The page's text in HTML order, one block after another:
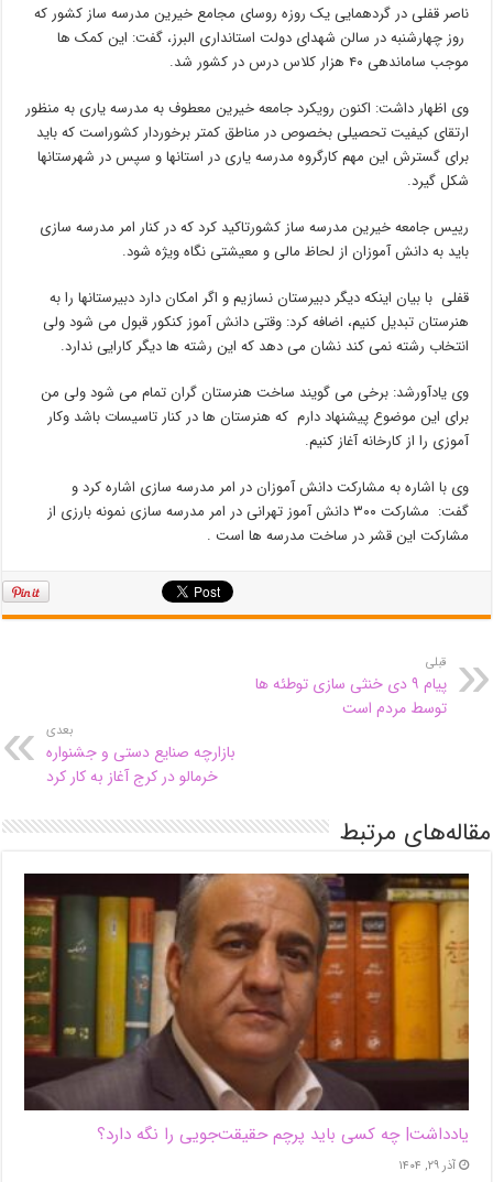
ناصر قفلی در گردهمایی یک روزه روسای مجامع خیرین مدرسه ساز کشور که
روز چهارشنبه در سالن شهدای دولت استانداری البرز، گفت: این کمک ها
موجب ساماندهی ۴۰ هزار کلاس درس در کشور شد.
وی اظهار داشت: اکنون رویکرد جامعه خیرین معطوف به مدرسه یاری به منظور
ارتقای کیفیت تحصیلی بخصوص در مناطق کمتر برخوردار کشوراست که باید
برای گسترش این مهم کارگروه مدرسه یاری در استانها و سپس در شهرستانها
شکل گیرد.
رییس جامعه خیرین مدرسه ساز کشورتاکید کرد که در کنار امر مدرسه سازی
باید به دانش آموزان از لحاظ مالی و معیشتی نگاه ویژه شود.
قفلی با بیان اینکه دیگر دبیرستان نسازیم و اگر امکان دارد دبیرستانها را به
هنرستان تبدیل کنیم، اضافه کرد: وقتی دانش آموز کنکور قبول می شود ولی
انتخاب رشته نمی کند نشان می دهد که این رشته ها دیگر کارایی ندارد.
وی یادآورشد: برخی می گویند ساخت هنرستان گران تمام می شود ولی من
برای این موضوع پیشنهاد دارم که هنرستان ها در کنار تاسیسات باشد وکار
آموزی را از کارخانه آغاز کنیم.
وی با اشاره به مشارکت دانش آموزان در امر مدرسه سازی اشاره کرد و
گفت: مشارکت ۳۰۰ دانش آموز تهرانی در امر مدرسه سازی نمونه بارزی از
مشارکت این قشر در ساخت مدرسه ها است .
قبلی
پیام ۹ دی خنثی سازی توطئه ها
توسط مردم است
بعدی
بازارچه صنایع دستی و جشنواره
خرمالو در کرج آغاز به کار کرد
مقاله‌های مرتبط
یادداشت| ‌چه کسی باید پرچم حقیقت‌جویی را نگه دارد؟
آذر ۲۹, ۱۴۰۴